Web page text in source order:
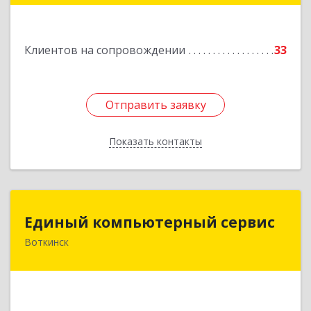
Клиентов на сопровождении 33
Отправить заявку
Показать контакты
Отправить заявку
Назад
Единый компьютерный сервис
Воткинск
Единый компьютерный сервис